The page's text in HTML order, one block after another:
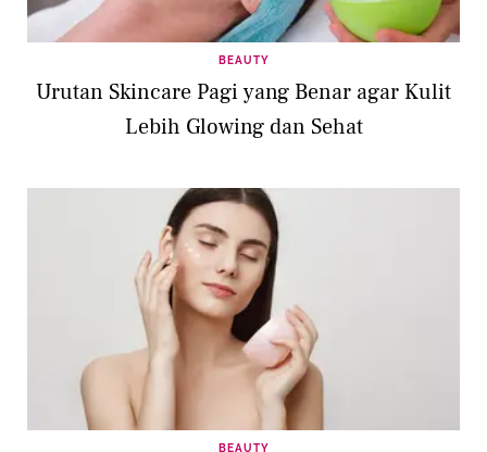
BEAUTY
Urutan Skincare Pagi yang Benar agar Kulit
Lebih Glowing dan Sehat
BEAUTY